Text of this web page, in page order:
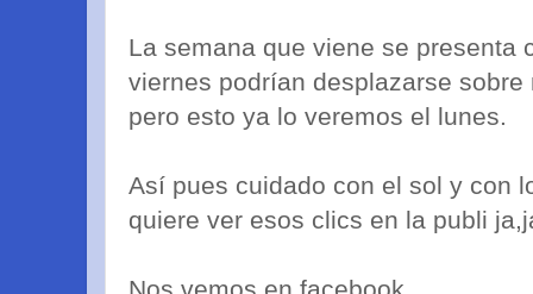
La semana que viene se presenta
viernes podrían desplazarse
pero esto ya lo veremos el lunes.
Así pues cuidado con el sol y con
quiere ver esos clics en la publi